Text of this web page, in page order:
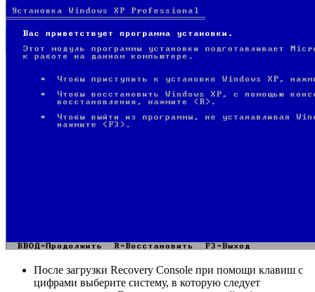
После загрузки Recovery Console при помощи клавиш с
цифрами выберите систему, в которую следует